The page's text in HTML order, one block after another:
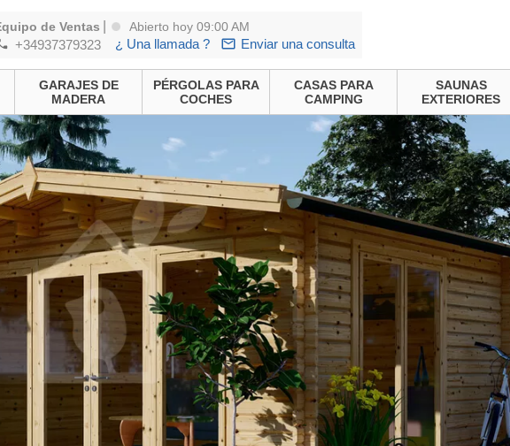
de Ventas Abierto hoy 09:00 AM
+34937379323 ¿ Una llamada ? Enviar una consulta
GARAJES DE
MADERA
PÉRGOLAS PARA
COCHES
CASAS PARA
CAMPING
SAUNAS
EXTERIORES